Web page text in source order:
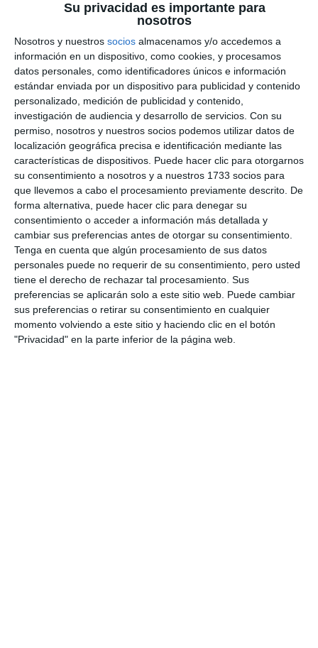
Su privacidad es importante para
nosotros
Nosotros y nuestros socios almacenamos y/o accedemos a
información en un dispositivo, como cookies, y procesamos
datos personales, como identificadores únicos e información
estándar enviada por un dispositivo para publicidad y contenido
personalizado, medición de publicidad y contenido,
investigación de audiencia y desarrollo de servicios. Con su
permiso, nosotros y nuestros socios podemos utilizar datos de
localización geográfica precisa e identificación mediante las
características de dispositivos. Puede hacer clic para otorgarnos
su consentimiento a nosotros y a nuestros 1733 socios para
que llevemos a cabo el procesamiento previamente descrito. De
forma alternativa, puede hacer clic para denegar su
consentimiento o acceder a información más detallada y
cambiar sus preferencias antes de otorgar su consentimiento.
Tenga en cuenta que algún procesamiento de sus datos
personales puede no requerir de su consentimiento, pero usted
tiene el derecho de rechazar tal procesamiento. Sus
preferencias se aplicarán solo a este sitio web. Puede cambiar
sus preferencias o retirar su consentimiento en cualquier
momento volviendo a este sitio y haciendo clic en el botón
"Privacidad" en la parte inferior de la página web.
después se celebrará el primer Grand Slam del
Entrevistado en Mundo Deportivo,Toni Nadalha
sido preguntado por quién regresará con más
fuerza y "hambre" de títulos, si los más veteranos
como el Big-3 o será más bien a la Next Gen a
quien más favorezca este largo "parón" con
motivo delcoronavirus. Y sobre todo, la pregunta
ha sido: ¿cómo de preparado estará Rafa Nadal?
¿Ese parón le habrá perjudicado más o menos que
a los demás? El tío Toni ha sido taxativo: todo
dependerá de la "actitud" (en mucha menor
medida la aptitud) que haya mantenido cada
tenista durante esta crisis.
"Yo confío en que Rafael no esté demasiado
afectado", analizaba el director de la Rafa Nadal
Acadamy. "Durante su carrera siempre supo salir